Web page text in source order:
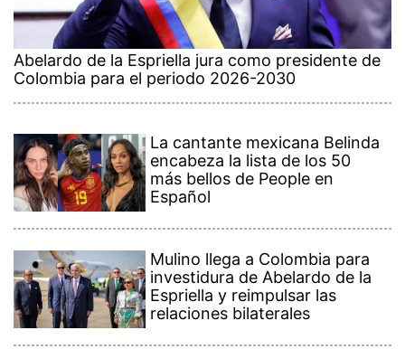
Abelardo de la Espriella jura como presidente de
Colombia para el periodo 2026-2030
La cantante mexicana Belinda
encabeza la lista de los 50
más bellos de People en
Español
Mulino llega a Colombia para
investidura de Abelardo de la
Espriella y reimpulsar las
relaciones bilaterales